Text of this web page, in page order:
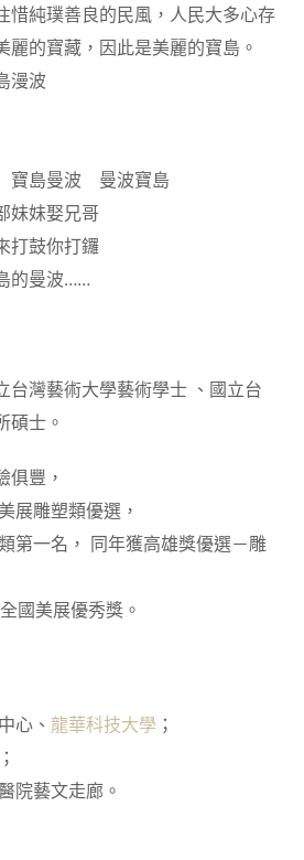
惜純璞善良的民風，人民大多心存
麗的寶藏，因此是美麗的寶島。
漫波
島曼波 曼波寶島
妹妹娶兄哥
打鼓你打鑼
的曼波……
台灣藝術大學藝術學士 、國立台
碩士。
俱豐，
展雕塑類優選，
第一名， 同年獲高雄獎優選－雕
國美展優秀獎。
心、龍華科技大學 ；
院藝文走廊。